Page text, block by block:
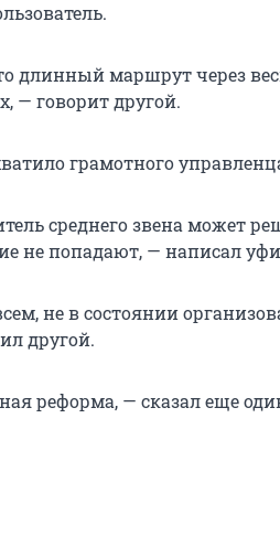
длинный маршрут через
— говорит другой.
грамотного
среднего звена может
не попадают, — написал
не в состоянии
другой.
реформа, — сказал еще